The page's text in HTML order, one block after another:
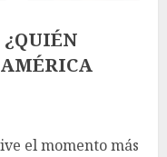
el momento más